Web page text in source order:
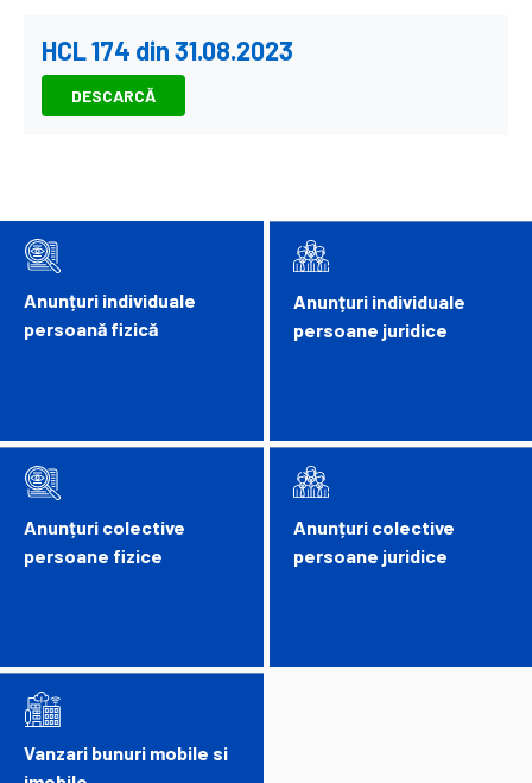
HCL 174 din 31.08.2023
DESCARCĂ
Anunțuri individuale
persoană fizică
Anunțuri colective
persoane fizice
Vanzari bunuri mobile si
Anunțuri individuale
persoane juridice
Anunțuri colective
persoane juridice